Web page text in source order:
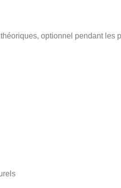
optionnel pendant les